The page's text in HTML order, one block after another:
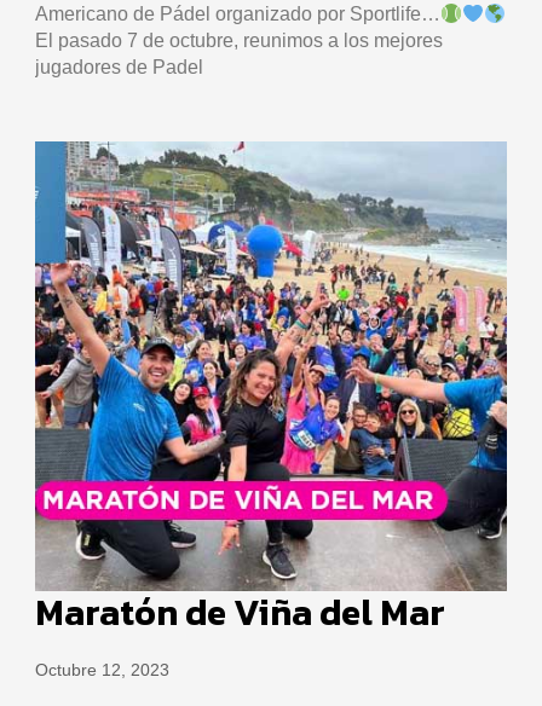
Americano de Pádel organizado por Sportlife…
El pasado 7 de octubre, reunimos a los mejores
jugadores de Padel
Maratón de Viña del Mar
Octubre 12, 2023